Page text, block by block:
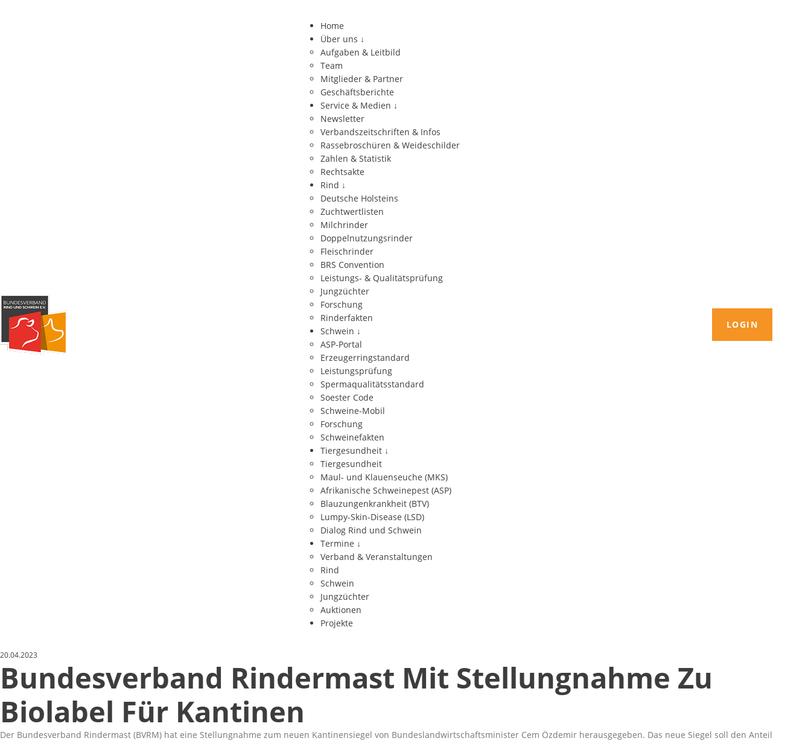
Home
Über uns ↓
Aufgaben & Leitbild
Team
Mitglieder & Partner
Geschäftsberichte
Service & Medien ↓
Newsletter
Verbandszeitschriften & Infos
Rassebroschüren & Weideschilder
Zahlen & Statistik
Rechtsakte
Rind ↓
Deutsche Holsteins
Zuchtwertlisten
Milchrinder
Doppelnutzungsrinder
Fleischrinder
BRS Convention
Leistungs- & Qualitätsprüfung
Jungzüchter
Forschung
Rinderfakten
Schwein ↓
ASP-Portal
Erzeugerringstandard
Leistungsprüfung
Spermaqualitätsstandard
Soester Code
Schweine-Mobil
Forschung
Schweinefakten
Tiergesundheit ↓
Tiergesundheit
Maul- und Klauenseuche (MKS)
Afrikanische Schweinepest (ASP)
Blauzungenkrankheit (BTV)
Lumpy-Skin-Disease (LSD)
Dialog Rind und Schwein
Termine ↓
Verband & Veranstaltungen
Rind
Schwein
Jungzüchter
Auktionen
Projekte
LOGIN
20.04.2023
Bundesverband Rindermast Mit Stellungnahme Zu
Biolabel Für Kantinen
Der Bundesverband Rindermast (BVRM) hat eine Stellungnahme zum neuen Kantinensiegel von Bundeslandwirtschaftsminister Cem Özdemir herausgegeben. Das neue Siegel soll den Anteil